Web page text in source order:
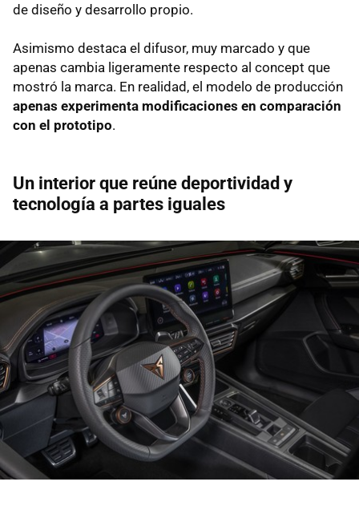
de diseño y desarrollo propio.
Asimismo destaca el difusor, muy marcado y que
apenas cambia ligeramente respecto al concept que
mostró la marca. En realidad, el modelo de producción
apenas experimenta modificaciones en comparación
con el prototipo.
Un interior que reúne deportividad y
tecnología a partes iguales